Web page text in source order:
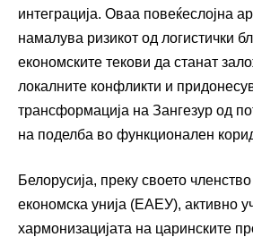
интеграција. Оваа повеќеслојна
намалува ризикот од логистички
економските текови да станат
локалните конфликти и
трансформација на Зангезур од
на поделба во функционален
Белорусија, преку своето
економска унија (ЕАЕУ), активно
хармонизацијата на царинските